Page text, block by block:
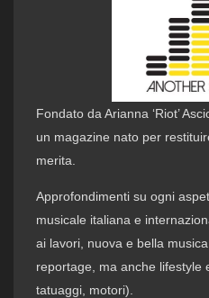
Fondato da Arianna ‘Riot’
un magazine nato per
merita.
Approfondimenti su ogni
musicale italiana e
ai lavori, nuova e bella
reportage, ma anche lifestyle
tatuaggi, motori).